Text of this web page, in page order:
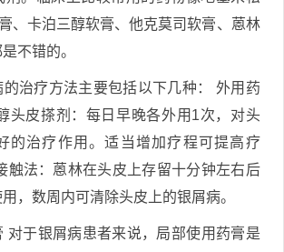
、卡泊三醇软膏、他克莫司软膏、蒽林
不错的。
的治疗方法主要包括以下几种： 外用药
头皮搽剂：每日早晚各外用1次，对头
的治疗作用。适当增加疗程可提高疗
触法：蒽林在头皮上存留十分钟左右后
，数周内可清除头皮上的银屑病。
对于银屑病患者来说，局部使用药膏是